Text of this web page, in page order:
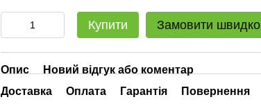
Купити Замовити швидко
Опис
Новий відгук або коментар
Доставка
Оплата Гарантія Повернення